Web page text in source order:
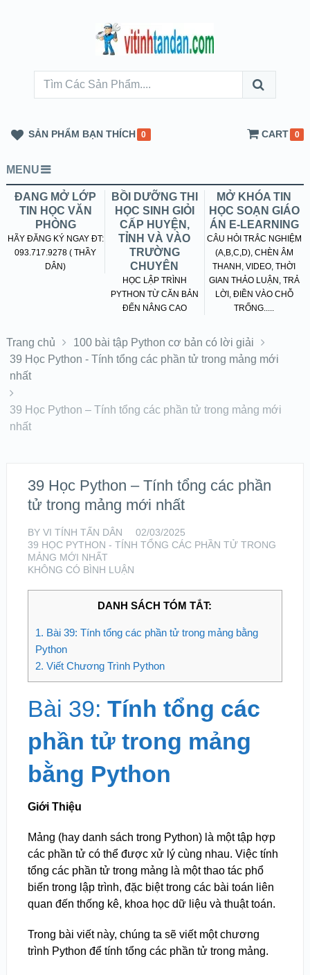
SẢN PHẨM BẠN THÍCH 0 CART 0
MENU
ĐANG MỞ LỚP
TIN HỌC VĂN
PHÒNG
HÃY ĐĂNG KÝ NGAY ĐT:
093.717.9278 ( THẦY
DÂN)
BỒI DƯỠNG THI
HỌC SINH GIỎI
CẤP HUYỆN,
TỈNH VÀ VÀO
TRƯỜNG
CHUYÊN
HỌC LẬP TRÌNH
PYTHON TỪ CĂN BẢN
ĐẾN NÂNG CAO
MỞ KHÓA TIN
HỌC SOẠN GIÁO
ÁN E-LEARNING
CÂU HỎI TRẮC NGHIỆM
(A,B,C,D), CHÈN ÂM
THANH, VIDEO, THỜI
GIAN THẢO LUẬN, TRẢ
LỜI, ĐIỀN VÀO CHỖ
TRỐNG.....
Trang chủ
100 bài tập Python cơ bản có lời giải
39 Học Python - Tính tổng các phần tử trong mảng mới
nhất
39 Học Python – Tính tổng các phần tử trong mảng mới
nhất
39 Học Python – Tính tổng các phần
tử trong mảng mới nhất
BY VI TÍNH TẤN DÂN
02/03/2025
39 HỌC PYTHON - TÍNH TỔNG CÁC PHẦN TỬ TRONG
MẢNG MỚI NHẤT
KHÔNG CÓ BÌNH LUẬN
DANH SÁCH TÓM TẮT:
1. Bài 39: Tính tổng các phần tử trong mảng bằng
Python
2. Viết Chương Trình Python
Bài 39: Tính tổng các
phần tử trong mảng
bằng Python
Giới Thiệu
Mảng (hay danh sách trong Python) là một tập hợp
các phần tử có thể được xử lý cùng nhau. Việc tính
tổng các phần tử trong mảng là một thao tác phổ
biến trong lập trình, đặc biệt trong các bài toán liên
quan đến thống kê, khoa học dữ liệu và thuật toán.
Trong bài viết này, chúng ta sẽ viết một chương
trình Python để tính tổng các phần tử trong mảng.